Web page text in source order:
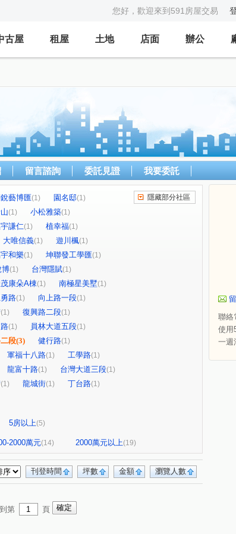
您好，歡迎來到591房屋交易
古屋 租屋 土地 店面 辦公
留言諮詢 委託見證 我要委託
藝博匯(1) 園名邸(1)
(1) 小松雅築(1)
謙仁(1) 植幸福(1)
大唯信義(1) 遊川楓(1)
和樂(1) 坤聯發工學匯(1)
博(1) 台灣隱賦(1)
康朵A棟(1) 南極星美墅(1)
路(1) 向上路一段(1)
(1) 復興路二段(1)
(1) 員林大道五段(1)
段(3) 健行路(1)
軍福十八路(1) 工學路(1)
龍富十路(1) 台灣大道三段(1)
(1) 龍城街(1) 丁台路(1)
隱藏部分社區
5房以上(5)
2000萬元(14) 2000萬元以上(19)
瀏覽人數
金額
坪數
刊登時間
到第 頁
聯絡
使用
一週